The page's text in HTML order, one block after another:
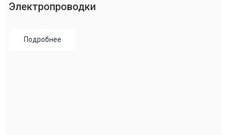
Электропроводки
Подробнее